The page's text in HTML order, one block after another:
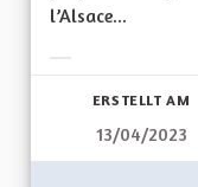
l’Alsace...
ERSTELLT AM
13/04/2023